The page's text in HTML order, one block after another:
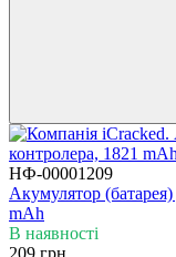
НФ-00001209
Акумулятор
mAh
В наявності
209 грн